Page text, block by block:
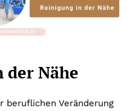
der Nähe
beruflichen Veränderung